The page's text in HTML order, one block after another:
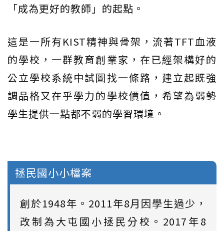
「成為更好的教師」的起點。
這是一所有KIST精神與骨架，流著TFT血液
的學校，一群教育創業家，在已經架構好的
公立學校系統中試圖找一條路，建立起既強
調品格又在乎學力的學校價值，希望為弱勢
學生提供一點都不弱的學習環境。
拯民國小小檔案
創於1948年。2011年8月因學生過少，
改制為大屯國小拯民分校。2017年8